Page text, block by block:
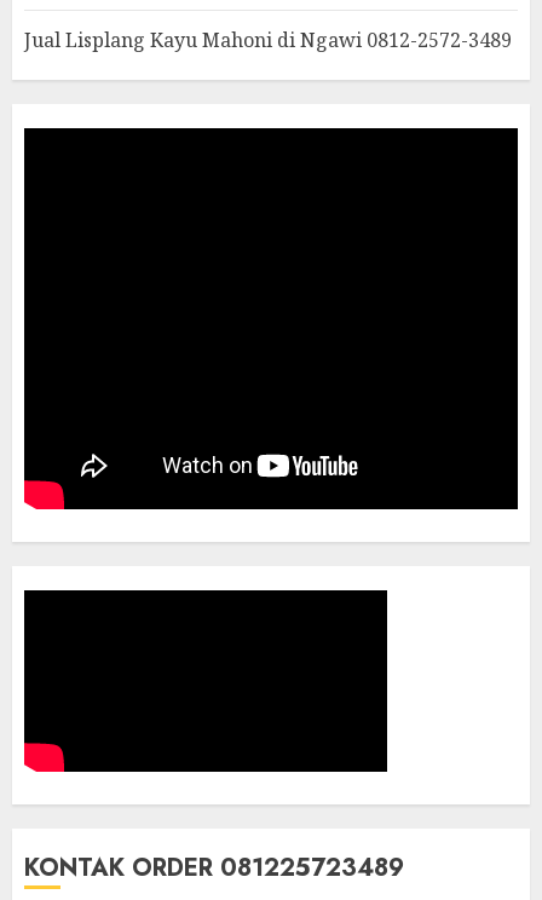
Jual Lisplang Kayu Mahoni di Ngawi 0812-2572-3489
KONTAK ORDER 081225723489